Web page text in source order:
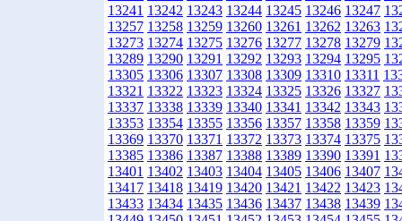
13241 13242 13243 13244 13245 13246 13247
13257 13258 13259 13260 13261 13262 13263
13273 13274 13275 13276 13277 13278 13279
13289 13290 13291 13292 13293 13294 13295
13305 13306 13307 13308 13309 13310 13311
13321 13322 13323 13324 13325 13326 13327
13337 13338 13339 13340 13341 13342 13343
13353 13354 13355 13356 13357 13358 13359
13369 13370 13371 13372 13373 13374 13375
13385 13386 13387 13388 13389 13390 13391
13401 13402 13403 13404 13405 13406 13407
13417 13418 13419 13420 13421 13422 13423
13433 13434 13435 13436 13437 13438 13439